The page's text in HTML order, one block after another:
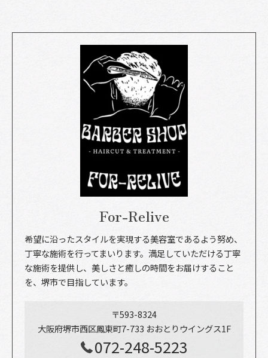
For-Relive
希望に沿ったスタイルを実現する美容室であるよう努め、
丁寧な施術を行ってまいります。満足していただける丁寧
な施術を提供し、美しさと癒しの時間をお届けすること
を、堺市で目指しています。
〒593-8324
大阪府堺市西区鳳東町7-733 おおとりウイングス1F
072-248-5223